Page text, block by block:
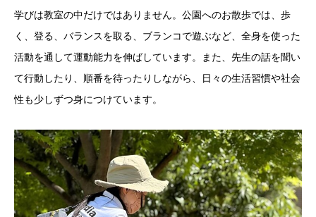
学びは教室の中だけではありません。公園へのお散歩では、歩
く、登る、バランスを取る、ブランコで遊ぶなど、全身を使った
活動を通して運動能力を伸ばしています。また、先生の話を聞い
て行動したり、順番を待ったりしながら、日々の生活習慣や社会
性も少しずつ身につけています。